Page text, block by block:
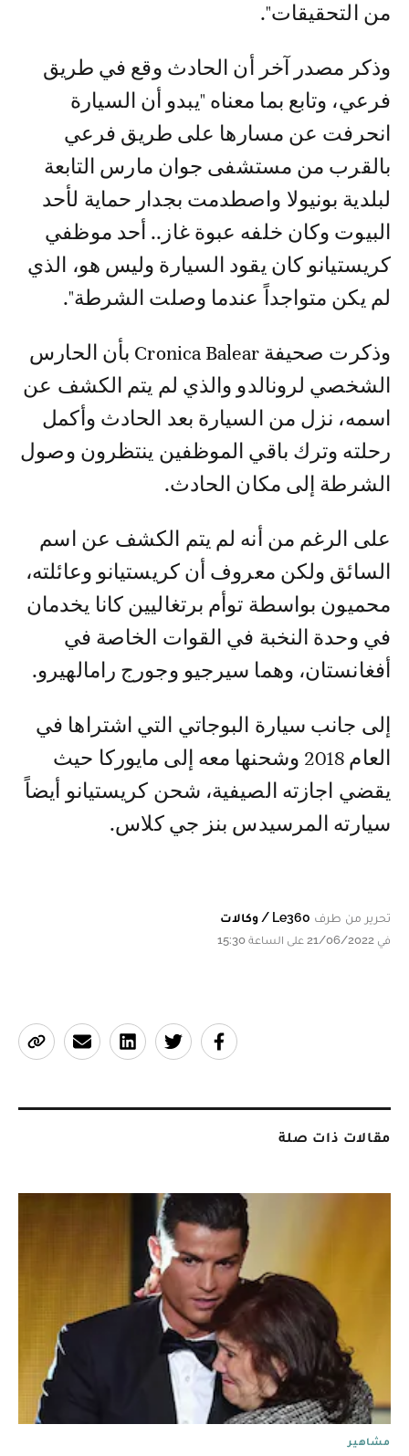
من التحقيقات".
وذكر مصدر آخر أن الحادث وقع في طريق
فرعي، وتابع بما معناه "يبدو أن السيارة
انحرفت عن مسارها على طريق فرعي
بالقرب من مستشفى جوان مارس التابعة
لبلدية بونيولا واصطدمت بجدار حماية لأحد
البيوت وكان خلفه عبوة غاز.. أحد موظفي
كريستيانو كان يقود السيارة وليس هو، الذي
لم يكن متواجداً عندما وصلت الشرطة".
وذكرت صحيفة Cronica Balear بأن الحارس
الشخصي لرونالدو والذي لم يتم الكشف عن
اسمه، نزل من السيارة بعد الحادث وأكمل
رحلته وترك باقي الموظفين ينتظرون وصول
الشرطة إلى مكان الحادث.
على الرغم من أنه لم يتم الكشف عن اسم
السائق ولكن معروف أن كريستيانو وعائلته،
محميون بواسطة توأم برتغاليين كانا يخدمان
في وحدة النخبة في القوات الخاصة في
أفغانستان، وهما سيرجيو وجورج رامالهيرو.
إلى جانب سيارة البوجاتي التي اشتراها في
العام 2018 وشحنها معه إلى مايوركا حيث
يقضي اجازته الصيفية، شحن كريستيانو أيضاً
سيارته المرسيدس بنز جي كلاس.
تحرير من طرف Le360 / وكالات
في 21/06/2022 على الساعة 15:30
مقالات ذات صلة
مشاهير